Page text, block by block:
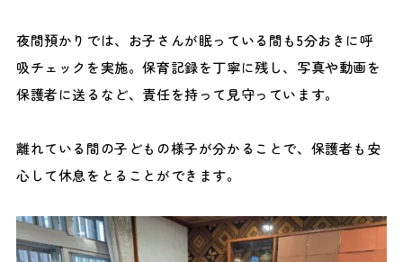
夜間預かりでは、お子さんが眠っている間も5分おきに呼
吸チェックを実施。保育記録を丁寧に残し、写真や動画を
保護者に送るなど、責任を持って見守っています。
離れている間の子どもの様子が分かることで、保護者も安
心して休息をとることができます。